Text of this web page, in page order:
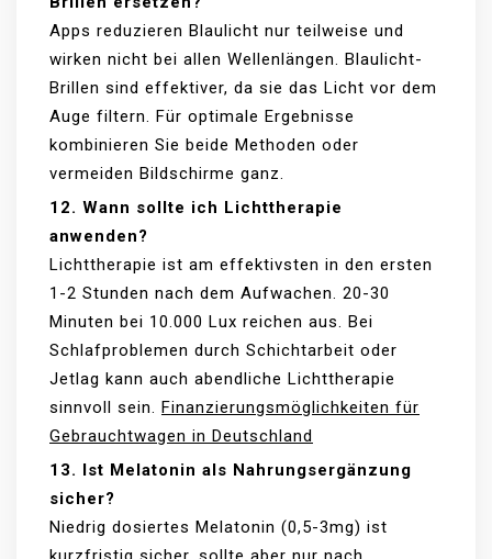
Apps reduzieren Blaulicht nur teilweise und
wirken nicht bei allen Wellenlängen. Blaulicht-
Brillen sind effektiver, da sie das Licht vor dem
Auge filtern. Für optimale Ergebnisse
kombinieren Sie beide Methoden oder
vermeiden Bildschirme ganz.
12. Wann sollte ich Lichttherapie
anwenden?
Lichttherapie ist am effektivsten in den ersten
1-2 Stunden nach dem Aufwachen. 20-30
Minuten bei 10.000 Lux reichen aus. Bei
Schlafproblemen durch Schichtarbeit oder
Jetlag kann auch abendliche Lichttherapie
sinnvoll sein. Finanzierungsmöglichkeiten für
Gebrauchtwagen in Deutschland
13. Ist Melatonin als Nahrungsergänzung
sicher?
Niedrig dosiertes Melatonin (0,5-3mg) ist